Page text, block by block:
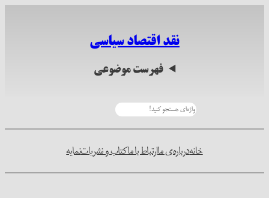
نقد اقتصاد سیاسی
فهرست موضوعی
خانهدرباره‌ی ماارتباط با ماکتاب و نشریاتنمایه